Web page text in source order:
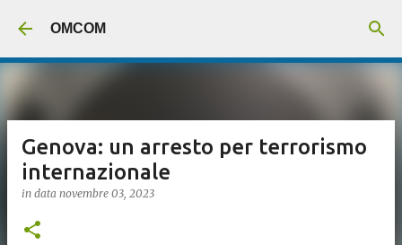
OMCOM
Genova: un arresto per terrorismo
internazionale
in data novembre 03, 2023